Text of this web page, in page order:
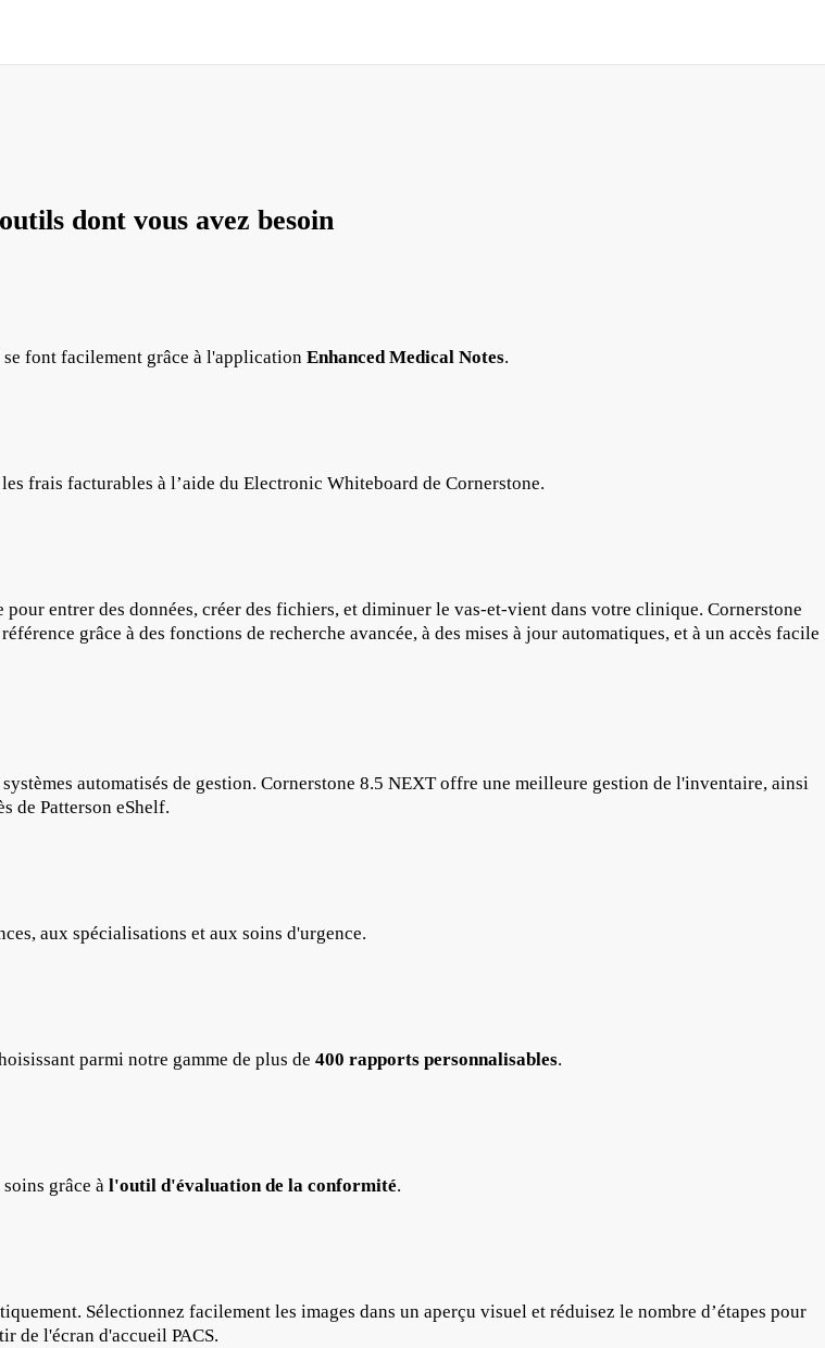
dont vous avez besoin
font facilement grâce à l'application Enhanced Medical Notes.
frais facturables à l’aide du Electronic Whiteboard de Cornerstone.
entrer des données, créer des fichiers, et diminuer le vas-et-vient dans votre clinique. Cornerstone
grâce à des fonctions de recherche avancée, à des mises à jour automatiques, et à un accès facile
automatisés de gestion. Cornerstone 8.5 NEXT offre une meilleure gestion de l'inventaire, ainsi
de Patterson eShelf.
aux spécialisations et aux soins d'urgence.
parmi notre gamme de plus de 400 rapports personnalisables.
grâce à l'outil d'évaluation de la conformité.
Sélectionnez facilement les images dans un aperçu visuel et réduisez le nombre d’étapes pour
de l'écran d'accueil PACS.